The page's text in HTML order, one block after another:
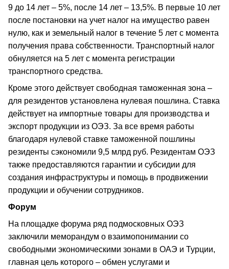
9 до 14 лет – 5%, после 14 лет – 13,5%. В первые 10 лет
после постановки на учет налог на имущество равен
нулю, как и земельный налог в течение 5 лет с момента
получения права собственности. Транспортный налог
обнуляется на 5 лет с момента регистрации
транспортного средства.
Кроме этого действует свободная таможенная зона –
для резидентов установлена нулевая пошлина. Ставка
действует на импортные товары для производства и
экспорт продукции из ОЭЗ. За все время работы
благодаря нулевой ставке таможенной пошлины
резиденты сэкономили 9,5 млрд руб. Резидентам ОЭЗ
также предоставляются гарантии и субсидии для
создания инфраструктуры и помощь в продвижении
продукции и обучении сотрудников.
Форум
На площадке форума ряд подмосковных ОЭЗ
заключили меморандум о взаимопонимании со
свободными экономическими зонами в ОАЭ и Турции,
главная цель которого – обмен услугами и